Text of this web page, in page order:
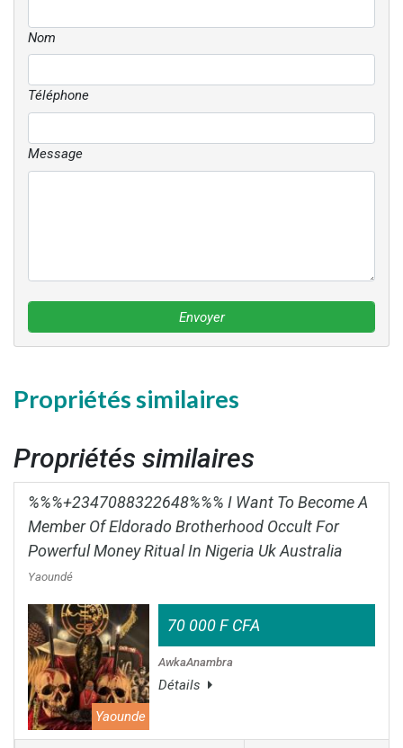
Nom
Téléphone
Message
Envoyer
Propriétés similaires
Propriétés similaires
%%%+2347088322648%%% I Want To Become A
Member Of Eldorado Brotherhood Occult For
Powerful Money Ritual In Nigeria Uk Australia
Yaoundé
Yaounde
70 000 F CFA
AwkaAnambra
Détails